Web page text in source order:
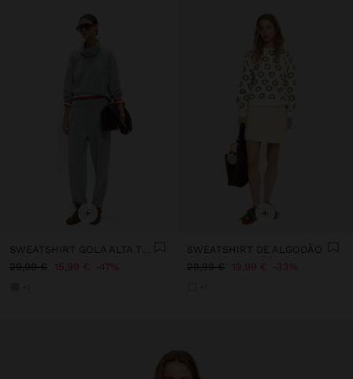
+
SWEATSHIRT GOLA ALTA TOQUE MACIO
29,99 €
15,99 € 47%
+
SWEATSHIRT DE ALGODÃO
29,99 €
19,99 € 33%